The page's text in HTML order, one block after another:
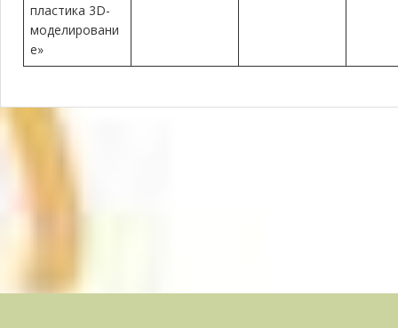
пластика 3D-
моделировани
е»